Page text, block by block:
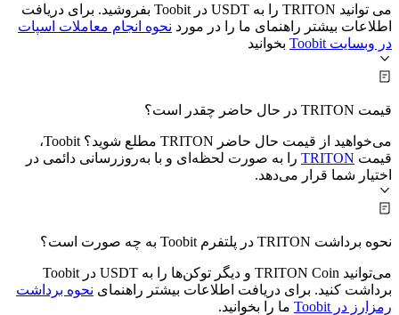
می توانید TRITON را به USDT در Toobit بفروشید. برای دریافت
اطلاعات بیشتر راهنمای ما را در مورد نحوه انجام معاملات اسپات
در وبسایت Toobit
بخوانید
قیمت TRITON در حال حاضر چقدر است؟
می‌خواهید از قیمت حال حاضر TRITON مطلع شوید؟ Toobit،
قیمت TRITON را به صورت لحظه‌ای و با به‌روزرسانی دائمی در
اختیار شما قرار می‌دهد.
نحوه برداشت TRITON در پلتفرم Toobit به چه صورت است؟
می‌توانید TRITON Coin و دیگر توکن‌ها را به USDT در Toobit
برداشت کنید. برای دریافت اطلاعات بیشتر راهنمای نحوه برداشت
رمزارز در Toobit
ما را بخوانید.